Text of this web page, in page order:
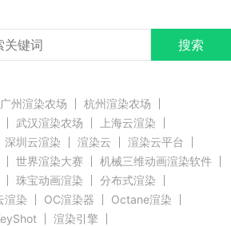
搜索
广州渲染农场
杭州渲染农场
武汉渲染农场
上海云渲染
深圳云渲染 渲染云
渲染云平台
世界渲染大赛
机械三维动画渲染软件
珠宝动画渲染
分布式渲染
渲染 OC渲染器
Octane渲染
渲染引擎